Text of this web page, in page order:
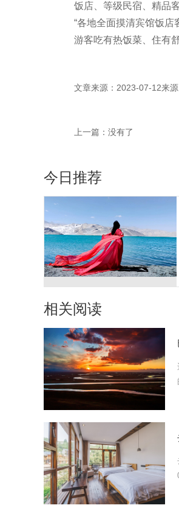
饭店、等级民宿、精品
“各地全面摸清宾馆饭
游客吃有热饭菜、住有
文章来源：2023-07-12来
上一篇：没有了
今日推荐
相关阅读